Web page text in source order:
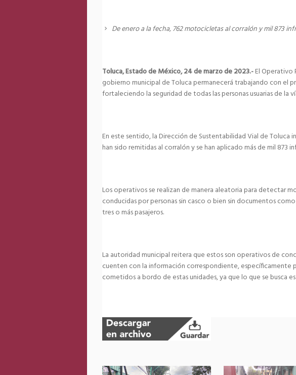
De enero a la fecha, 762 motocicletas al corralón y mil 873
Toluca, Estado de México, 24 de marzo de 2023.-El Operativo
gobierno municipal de Toluca permanecerá trabajando con el
fortaleciendo la seguridad de todas las personas usuarias de la
En este sentido, la Dirección de Sustentabilidad Vial de
han sido remitidas al corralón y se han aplicado más de mil
Los operativos se realizan de manera aleatoria para detectar
conducidas por personas sin casco o bien sin documentos
tres o más pasajeros.
La autoridad municipal reitera que estos son operativos de
cuenten con la información correspondiente,
cometidos a bordo de estas unidades, ya que lo que se busca